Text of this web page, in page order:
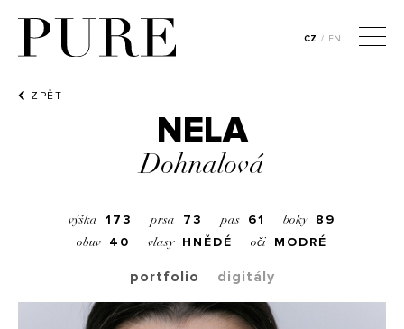
CZ / EN
ZPĚT
NELA
Dohnalová
výška 173 prsa 73 pas 61 boky 89
obuv 40 vlasy HNĚDÉ oči MODRÉ
portfolio digitály